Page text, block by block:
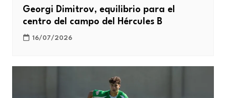
Georgi Dimitrov, equilibrio para el
centro del campo del Hércules B
16/07/2026